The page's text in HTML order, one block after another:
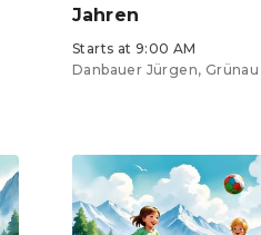
Jahren
Starts at 9:00 AM
Danbauer Jürgen, Grünau